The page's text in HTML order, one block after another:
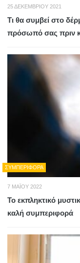
25 ΔΕΚΕΜΒΡΊΟΥ 2021
Τι θα συμβεί στο
πρόσωπό σας πριν
ΣΥΜΠΕΡΙΦΟΡΆ
7 ΜΑΪ́ΟΥ 2022
Το εκπληκτικό
καλή συμπεριφορά